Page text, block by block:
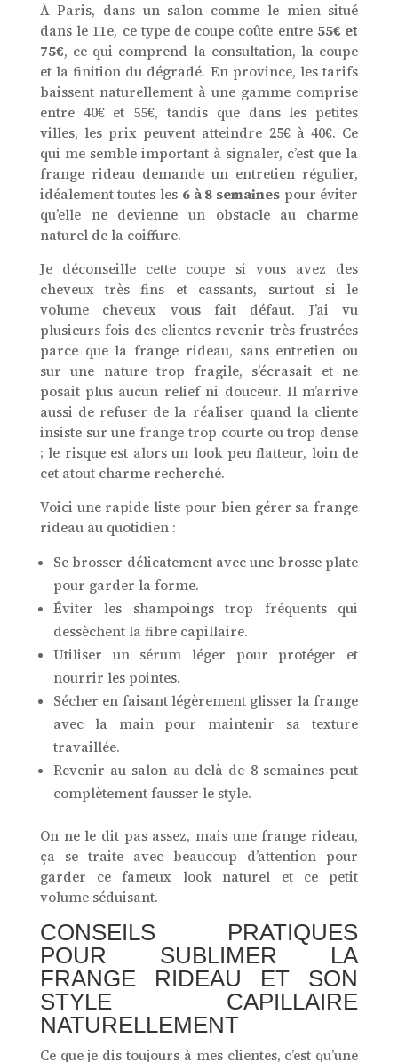
À Paris, dans un salon comme le mien situé
dans le 11e, ce type de coupe coûte entre 55€ et
75€, ce qui comprend la consultation, la coupe
et la finition du dégradé. En province, les tarifs
baissent naturellement à une gamme comprise
entre 40€ et 55€, tandis que dans les petites
villes, les prix peuvent atteindre 25€ à 40€. Ce
qui me semble important à signaler, c’est que la
frange rideau demande un entretien régulier,
idéalement toutes les 6 à 8 semainespour éviter
qu’elle ne devienne un obstacle au charme
naturel de la coiffure.
Je déconseille cette coupe si vous avez des
cheveux très fins et cassants, surtout si le
volume cheveux vous fait défaut. J’ai vu
plusieurs fois des clientes revenir très frustrées
parce que la frange rideau, sans entretien ou
sur une nature trop fragile, s’écrasait et ne
posait plus aucun relief ni douceur. Il m’arrive
aussi de refuser de la réaliser quand la cliente
insiste sur une frange trop courte ou trop dense
; le risque est alors un look peu flatteur, loin de
cet atout charme recherché.
Voici une rapide liste pour bien gérer sa frange
rideau au quotidien :
Se brosser délicatement avec une brosse plate
pour garder la forme.
Éviter les shampoings trop fréquents qui
dessèchent la fibre capillaire.
Utiliser un sérum léger pour protéger et
nourrir les pointes.
Sécher en faisant légèrement glisser la frange
avec la main pour maintenir sa texture
travaillée.
Revenir au salon au-delà de 8 semaines peut
complètement fausser le style.
On ne le dit pas assez, mais une frange rideau,
ça se traite avec beaucoup d’attention pour
garder ce fameux look naturel et ce petit
volume séduisant.
CONSEILS PRATIQUES
POUR SUBLIMER LA
FRANGE RIDEAU ET SON
STYLE CAPILLAIRE
NATURELLEMENT
Ce que je dis toujours à mes clientes, c’est qu’une